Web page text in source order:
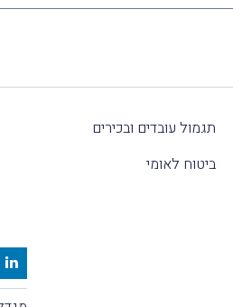
תגמול עובדים ובכירים
ביטוח לאומי